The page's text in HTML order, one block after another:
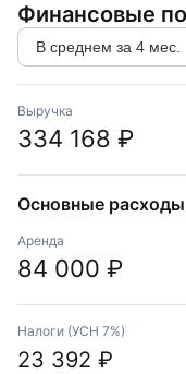
Финансовые
Выручка
334 168 ₽
Основные расходы
Аренда
84 000 ₽
Налоги (УСН 7%)
23 392 ₽